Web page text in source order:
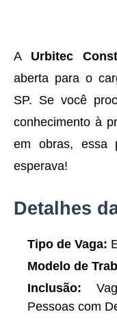
A Urbitec
aberta para o
SP. Se você
conhecimento à
em obras, essa
esperava!
Detalhes
Tipo de Vaga:
Modelo de
Inclusão:
Pessoas com